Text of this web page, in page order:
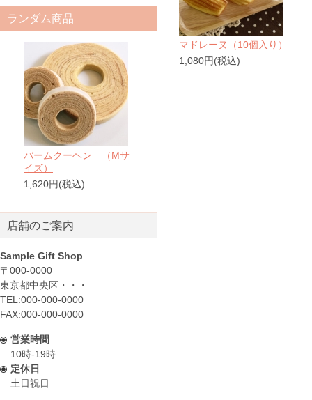
マドレーヌ（10個入り）
1,080円(税込)
ランダム商品
バームクーヘン （Mサ
イズ）
1,620円(税込)
店舗のご案内
Sample Gift Shop
〒000-0000
東京都中央区・・・
TEL:000-000-0000
FAX:000-000-0000
営業時間
10時-19時
定休日
土日祝日